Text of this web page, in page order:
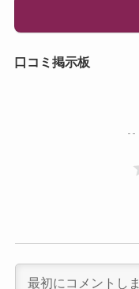
口コミ掲示板